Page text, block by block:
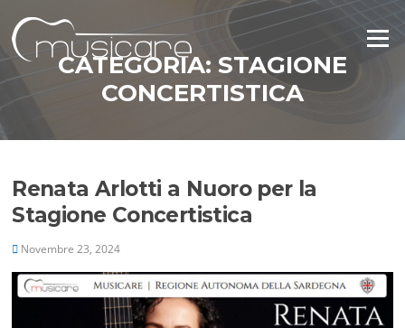
contenuto
Menu
CATEGORIA: STAGIONE
CONCERTISTICA
Renata Arlotti a Nuoro per la
Stagione Concertistica
Novembre 23, 2024